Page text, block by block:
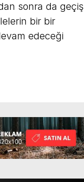
sonra da geçiş
bir bir
edeceği